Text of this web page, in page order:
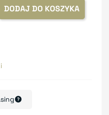
DODAJ DO KOSZYKA